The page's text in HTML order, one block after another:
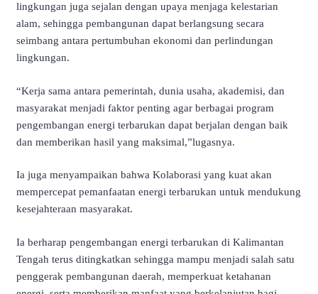
lingkungan juga sejalan dengan upaya menjaga kelestarian
alam, sehingga pembangunan dapat berlangsung secara
seimbang antara pertumbuhan ekonomi dan perlindungan
lingkungan.
“Kerja sama antara pemerintah, dunia usaha, akademisi, dan
masyarakat menjadi faktor penting agar berbagai program
pengembangan energi terbarukan dapat berjalan dengan baik
dan memberikan hasil yang maksimal,”lugasnya.
Ia juga menyampaikan bahwa Kolaborasi yang kuat akan
mempercepat pemanfaatan energi terbarukan untuk mendukung
kesejahteraan masyarakat.
Ia berharap pengembangan energi terbarukan di Kalimantan
Tengah terus ditingkatkan sehingga mampu menjadi salah satu
penggerak pembangunan daerah, memperkuat ketahanan